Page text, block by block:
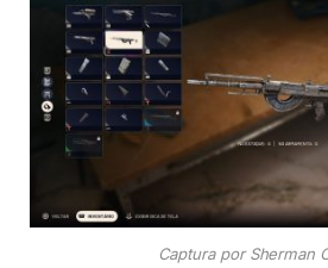
Captura por Sherman